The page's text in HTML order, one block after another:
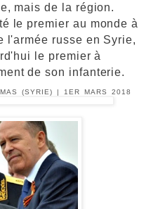
mais de la région.
le premier au monde à
l'armée russe en Syrie,
le premier à
de son infanterie.
(SYRIE) | 1ER MARS 2018